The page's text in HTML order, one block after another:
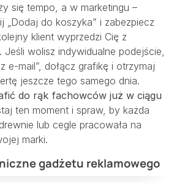
się tempo, a w marketingu –
„Dodaj do koszyka” i zabezpiecz
klient wyprzedzi Cię z
wolisz indywidualne podejście,
e-mail”, dołącz grafikę i otrzymaj
jeszcze tego samego dnia.
do rąk fachowców już w ciągu
ten moment i spraw, by każda
lub cegle pracowała na
marki.
gadżetu reklamowego